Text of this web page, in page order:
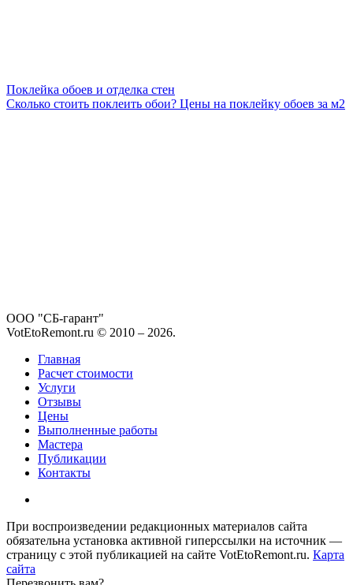
Поклейка обоев и отделка стен
Сколько стоить поклеить обои? Цены на поклейку обоев за м2
ООО "СБ-гарант"
VotEtoRemont.ru © 2010 – 2026.
Главная
Расчет стоимости
Услуги
Отзывы
Цены
Выполненные работы
Мастера
Публикации
Контакты
При воспроизведении редакционных материалов сайта
обязательна установка активной гиперссылки на источник —
страницу с этой публикацией на сайте VotEtoRemont.ru. Карта
сайта